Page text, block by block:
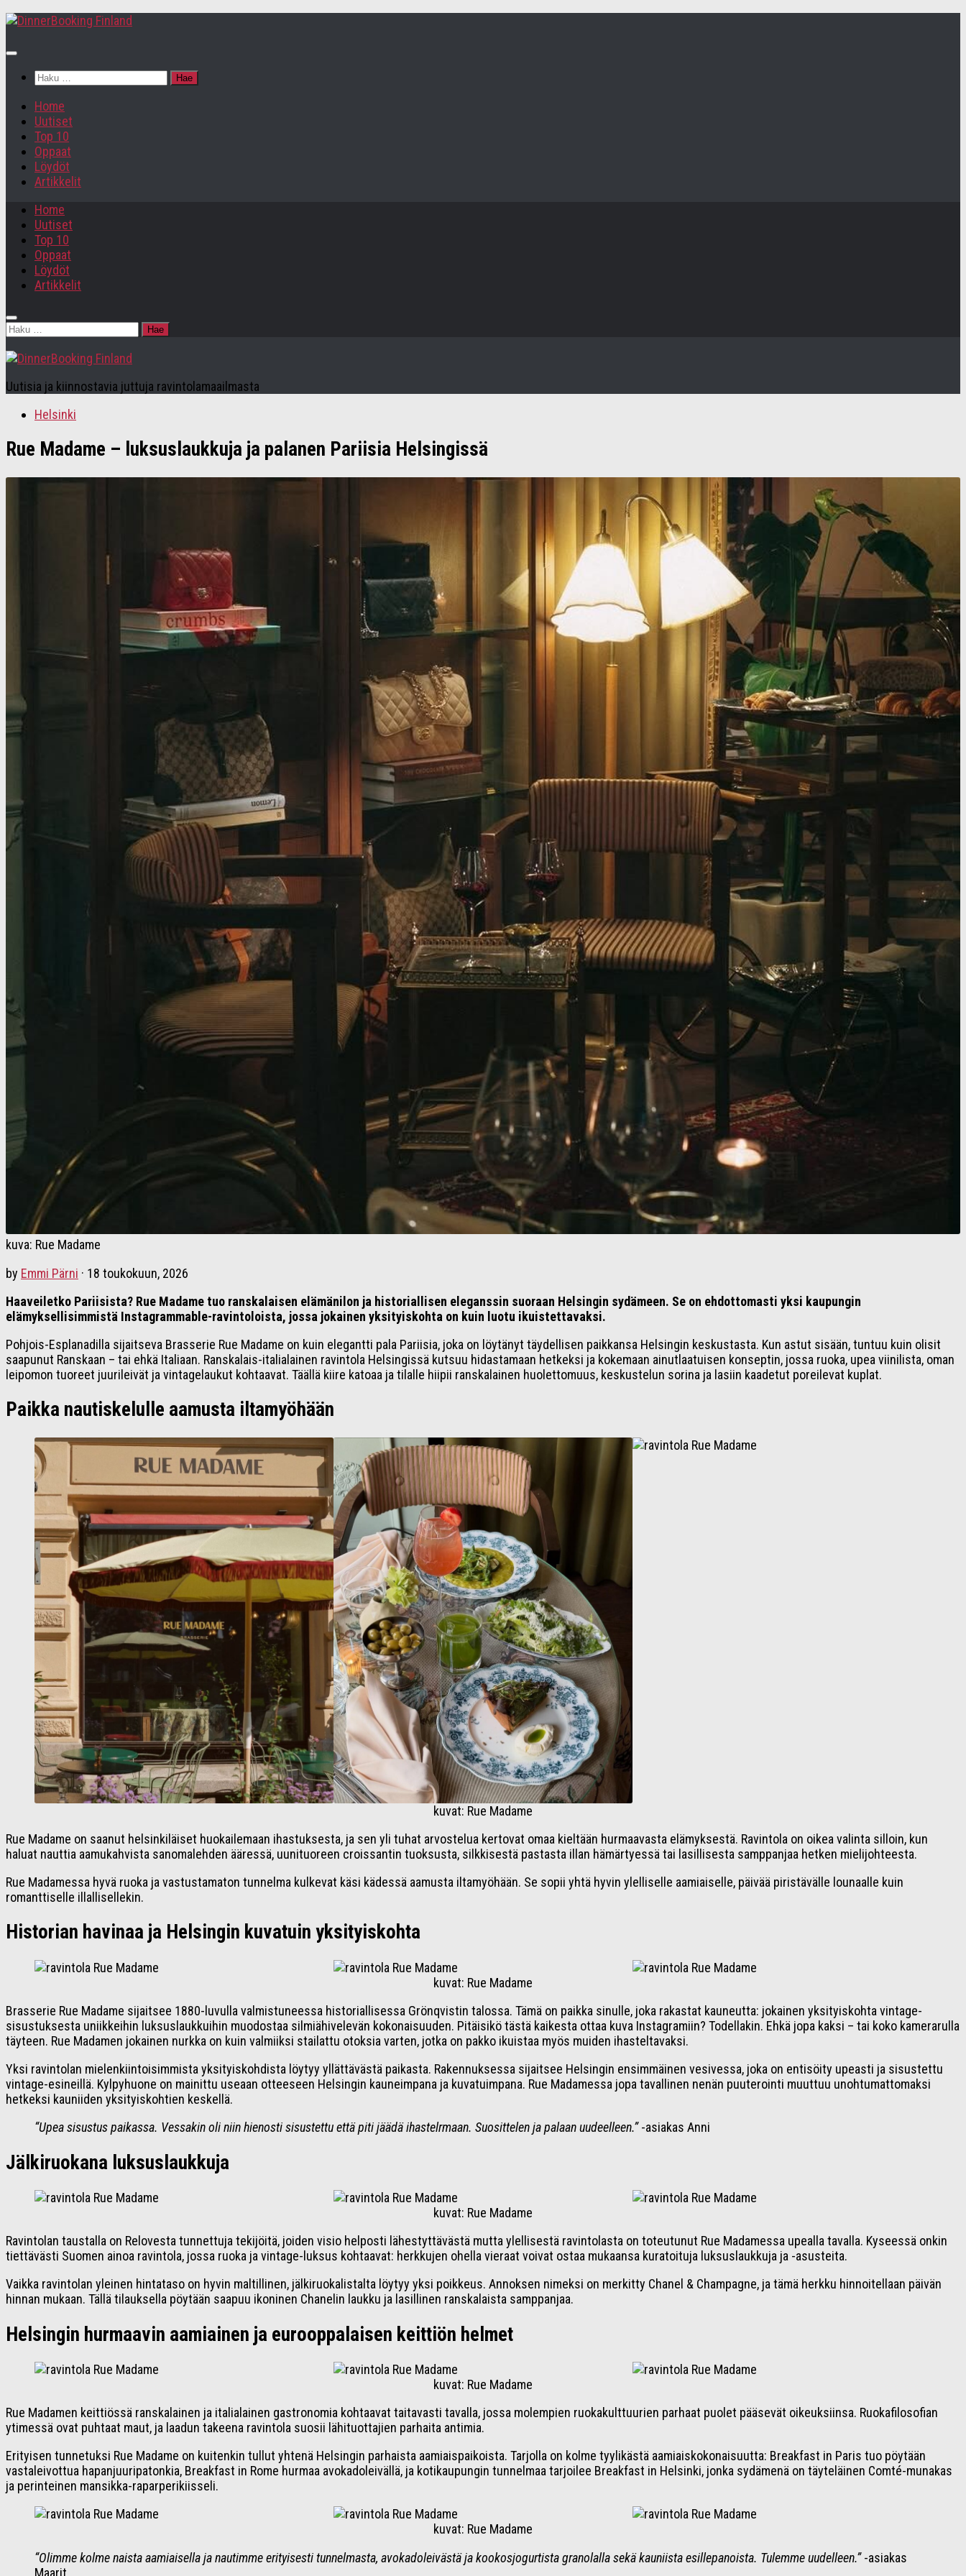
Haku:
Home
Uutiset
Top 10
Oppaat
Löydöt
Artikkelit
Home
Uutiset
Top 10
Oppaat
Löydöt
Artikkelit
Haku:
Uutisia ja kiinnostavia juttuja ravintolamaailmasta
Helsinki
Rue Madame – luksuslaukkuja ja palanen Pariisia Helsingissä
kuva: Rue Madame
by Emmi Pärni · 18 toukokuun, 2026
Haaveiletko Pariisista? Rue Madame tuo ranskalaisen elämänilon ja historiallisen eleganssin suoraan Helsingin sydämeen. Se on ehdottomasti yksi kaupungin
elämyksellisimmistä Instagrammable-ravintoloista, jossa jokainen yksityiskohta on kuin luotu ikuistettavaksi.
Pohjois-Esplanadilla sijaitseva Brasserie Rue Madame on kuin elegantti pala Pariisia, joka on löytänyt täydellisen paikkansa Helsingin keskustasta. Kun astut sisään, tuntuu kuin olisit
saapunut Ranskaan – tai ehkä Italiaan. Ranskalais-italialainen ravintola Helsingissä kutsuu hidastamaan hetkeksi ja kokemaan ainutlaatuisen konseptin, jossa ruoka, upea viinilista, oman
leipomon tuoreet juurileivät ja vintagelaukut kohtaavat. Täällä kiire katoaa ja tilalle hiipii ranskalainen huolettomuus, keskustelun sorina ja lasiin kaadetut poreilevat kuplat.
Paikka nautiskelulle aamusta iltamyöhään
kuvat: Rue Madame
Rue Madame on saanut helsinkiläiset huokailemaan ihastuksesta, ja sen yli tuhat arvostelua kertovat omaa kieltään hurmaavasta elämyksestä. Ravintola on oikea valinta silloin, kun
haluat nauttia aamukahvista sanomalehden ääressä, uunituoreen croissantin tuoksusta, silkkisestä pastasta illan hämärtyessä tai lasillisesta samppanjaa hetken mielijohteesta.
Rue Madamessa hyvä ruoka ja vastustamaton tunnelma kulkevat käsi kädessä aamusta iltamyöhään. Se sopii yhtä hyvin ylelliselle aamiaiselle, päivää piristävälle lounaalle kuin
romanttiselle illallisellekin.
Historian havinaa ja Helsingin kuvatuin yksityiskohta
kuvat: Rue Madame
Brasserie Rue Madame sijaitsee 1880-luvulla valmistuneessa historiallisessa Grönqvistin talossa. Tämä on paikka sinulle, joka rakastat kauneutta: jokainen yksityiskohta vintage-
sisustuksesta uniikkeihin luksuslaukkuihin muodostaa silmiähivelevän kokonaisuuden. Pitäisikö tästä kaikesta ottaa kuva Instagramiin? Todellakin. Ehkä jopa kaksi – tai koko kamerarulla
täyteen. Rue Madamen jokainen nurkka on kuin valmiiksi stailattu otoksia varten, jotka on pakko ikuistaa myös muiden ihasteltavaksi.
Yksi ravintolan mielenkiintoisimmista yksityiskohdista löytyy yllättävästä paikasta. Rakennuksessa sijaitsee Helsingin ensimmäinen vesivessa, joka on entisöity upeasti ja sisustettu
vintage-esineillä. Kylpyhuone on mainittu useaan otteeseen Helsingin kauneimpana ja kuvatuimpana. Rue Madamessa jopa tavallinen nenän puuterointi muuttuu unohtumattomaksi
hetkeksi kauniiden yksityiskohtien keskellä.
“Upea sisustus paikassa. Vessakin oli niin hienosti sisustettu että piti jäädä ihastelrmaan. Suosittelen ja palaan uudeelleen.”-asiakas Anni
Jälkiruokana luksuslaukkuja
kuvat: Rue Madame
Ravintolan taustalla on Relovesta tunnettuja tekijöitä, joiden visio helposti lähestyttävästä mutta ylellisestä ravintolasta on toteutunut Rue Madamessa upealla tavalla. Kyseessä onkin
tiettävästi Suomen ainoa ravintola, jossa ruoka ja vintage-luksus kohtaavat: herkkujen ohella vieraat voivat ostaa mukaansa kuratoituja luksuslaukkuja ja -asusteita.
Vaikka ravintolan yleinen hintataso on hyvin maltillinen, jälkiruokalistalta löytyy yksi poikkeus. Annoksen nimeksi on merkitty Chanel & Champagne, ja tämä herkku hinnoitellaan päivän
hinnan mukaan. Tällä tilauksella pöytään saapuu ikoninen Chanelin laukku ja lasillinen ranskalaista samppanjaa.
Helsingin hurmaavin aamiainen ja eurooppalaisen keittiön helmet
kuvat: Rue Madame
Rue Madamen keittiössä ranskalainen ja italialainen gastronomia kohtaavat taitavasti tavalla, jossa molempien ruokakulttuurien parhaat puolet pääsevät oikeuksiinsa. Ruokafilosofian
ytimessä ovat puhtaat maut, ja laadun takeena ravintola suosii lähituottajien parhaita antimia.
Erityisen tunnetuksi Rue Madame on kuitenkin tullut yhtenä Helsingin parhaista aamiaispaikoista. Tarjolla on kolme tyylikästä aamiaiskokonaisuutta: Breakfast in Paris tuo pöytään
vastaleivottua hapanjuuripatonkia, Breakfast in Rome hurmaa avokadoleivällä, ja kotikaupungin tunnelmaa tarjoilee Breakfast in Helsinki, jonka sydämenä on täyteläinen Comté-munakas
ja perinteinen mansikka-raparperikiisseli.
kuvat: Rue Madame
“Olimme kolme naista aamiaisella ja nautimme erityisesti tunnelmasta, avokadoleivästä ja kookosjogurtista granolalla sekä kauniista esillepanoista. Tulemme uudelleen.”-asiakas
Maarit